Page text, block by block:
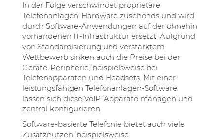
In der Folge verschwindet proprietäre
Telefonanlagen-Hardware zusehends und wird
durch Software-Anwendungen auf der ohnehin
vorhandenen IT-Infrastruktur ersetzt. Aufgrund
von Standardisierung und verstärktem
Wettbewerb sinken auch die Preise bei der
Geräte-Peripherie, beispielsweise bei
Telefonapparaten und Headsets. Mit einer
leistungsfähigen Telefonanlagen-Software
lassen sich diese VoIP-Apparate managen und
zentral konfigurieren.
Software-basierte Telefonie bietet auch viele
Zusatznutzen, beispielsweise